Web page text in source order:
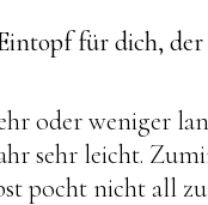
für dich,
oder weniger
sehr leicht.
pocht nicht all